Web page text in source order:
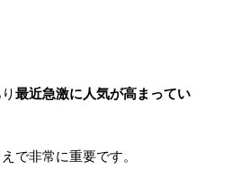
最近急激に人気が高まってい
で非常に重要です。